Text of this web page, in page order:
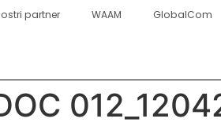
partner WAAM GlobalCom